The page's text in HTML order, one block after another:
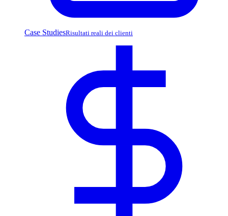
Case StudiesRisultati reali dei clienti